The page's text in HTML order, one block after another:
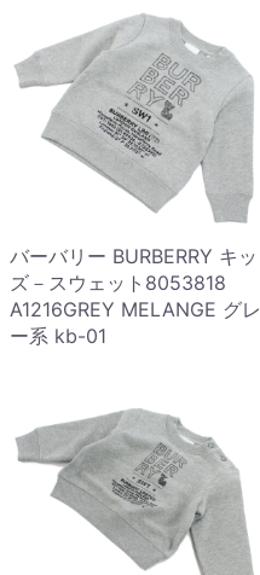
バーバリー BURBERRY キッ
ズ－スウェット8053818
A1216GREY MELANGE グレ
ー系 kb-01